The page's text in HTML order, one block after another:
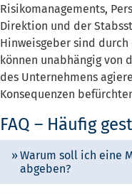
Risikomanagements,
Direktion und der
Hinweisgeber sind
können unabhängig von
des Unternehmens
Konsequenzen
FAQ – Häufig
Warum soll ich eine
abgeben?